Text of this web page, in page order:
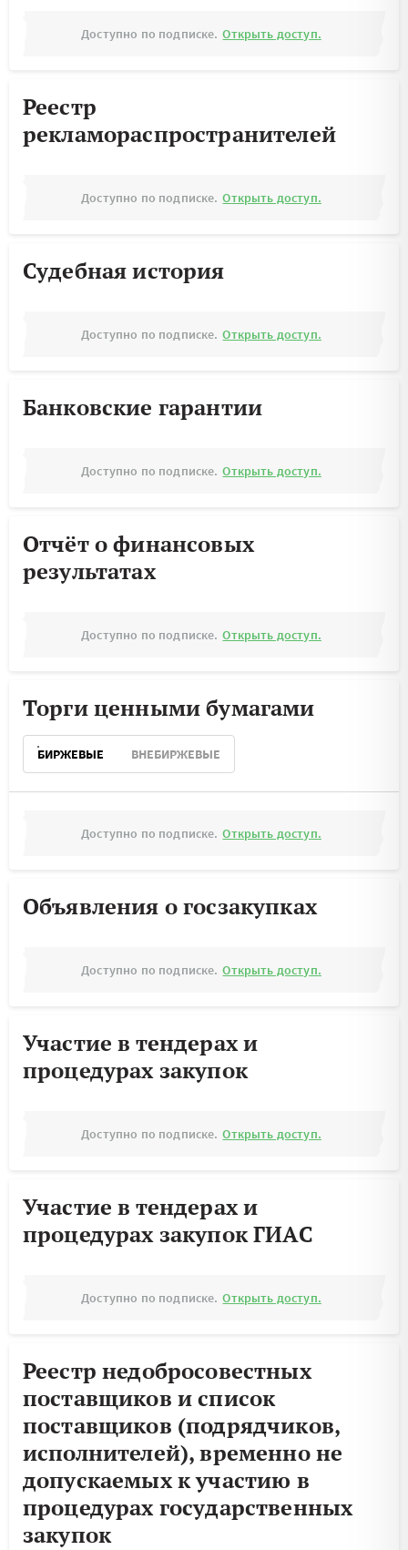
Доступно по подписке. Открыть доступ.
Реестр
рекламораспространителей
Доступно по подписке. Открыть доступ.
Судебная история
Доступно по подписке. Открыть доступ.
Банковские гарантии
Доступно по подписке. Открыть доступ.
Отчёт о финансовых
результатах
Доступно по подписке. Открыть доступ.
Торги ценными бумагами
БИРЖЕВЫЕ ВНЕБИРЖЕВЫЕ
Доступно по подписке. Открыть доступ.
Объявления о госзакупках
Доступно по подписке. Открыть доступ.
Участие в тендерах и
процедурах закупок
Доступно по подписке. Открыть доступ.
Участие в тендерах и
процедурах закупок ГИАС
Доступно по подписке. Открыть доступ.
Реестр недобросовестных
поставщиков и список
поставщиков (подрядчиков,
исполнителей), временно не
допускаемых к участию в
процедурах государственных
закупок